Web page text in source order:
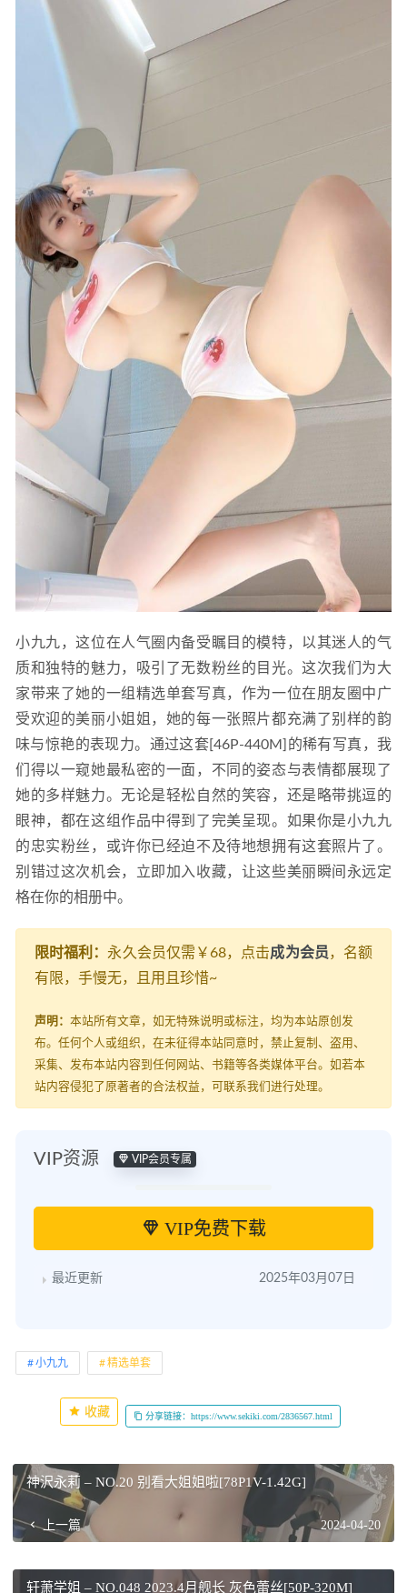
小九九，这位在人气圈内备受瞩目的模特，以其迷人的气
质和独特的魅力，吸引了无数粉丝的目光。这次我们为大
家带来了她的一组精选单套写真，作为一位在朋友圈中广
受欢迎的美丽小姐姐，她的每一张照片都充满了别样的韵
味与惊艳的表现力。通过这套[46P-440M]的稀有写真，我
们得以一窥她最私密的一面，不同的姿态与表情都展现了
她的多样魅力。无论是轻松自然的笑容，还是略带挑逗的
眼神，都在这组作品中得到了完美呈现。如果你是小九九
的忠实粉丝，或许你已经迫不及待地想拥有这套照片了。
别错过这次机会，立即加入收藏，让这些美丽瞬间永远定
格在你的相册中。
限时福利： 永久会员仅需￥68，点击成为会员，名额
有限，手慢无，且用且珍惜~
声明： 本站所有文章，如无特殊说明或标注，均为本站原创发
布。任何个人或组织，在未征得本站同意时，禁止复制、盗用、
采集、发布本站内容到任何网站、书籍等各类媒体平台。如若本
站内容侵犯了原著者的合法权益，可联系我们进行处理。
VIP资源 VIP会员专属
VIP免费下载
最近更新 2025年03月07日
小九九 精选单套
收藏 分享链接：https://www.sekiki.com/2836567.html
神沢永莉 – NO.20 别看大姐姐啦[78P1V-1.42G]
上一篇 2024-04-20
轩萧学姐 – NO.048 2023.4月舰长 灰色蕾丝[50P-320M]